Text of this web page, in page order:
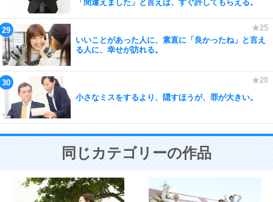
「間違えました」と言えば、すぐ許してもらえる。
いいことがあった人に、素直に「良かったね」と言え
る人に、幸せが訪れる。
小さなミスをするより、隠すほうが、罪が大きい。
同じカテゴリーの作品